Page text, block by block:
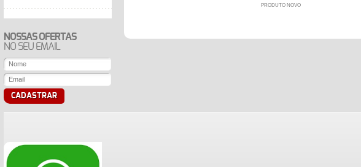
NOSSAS OFERTAS
NO SEU EMAIL
CADASTRAR
PRODUTO NOVO